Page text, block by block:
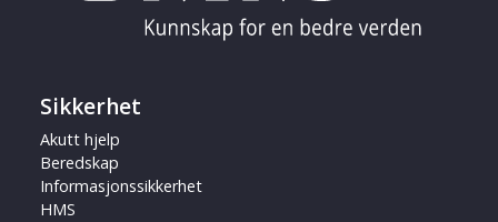
Sikkerhet
Akutt hjelp
Beredskap
Informasjonssikkerhet
HMS